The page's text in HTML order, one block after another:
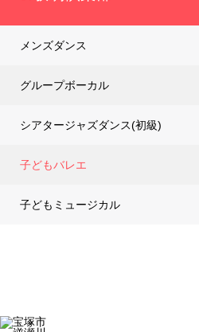
メンズダンス
グループボーカル
シアタージャズダンス(初級)
子どもバレエ
子どもミュージカル